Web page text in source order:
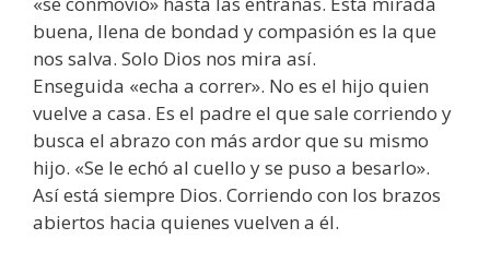
buena, llena de bondad y compasión es la que
nos salva. Solo Dios nos mira así.
Enseguida «echa a correr». No es el hijo quien
vuelve a casa. Es el padre el que sale corriendo y
busca el abrazo con más ardor que su mismo
hijo. «Se le echó al cuello y se puso a besarlo».
Así está siempre Dios. Corriendo con los brazos
abiertos hacia quienes vuelven a él.